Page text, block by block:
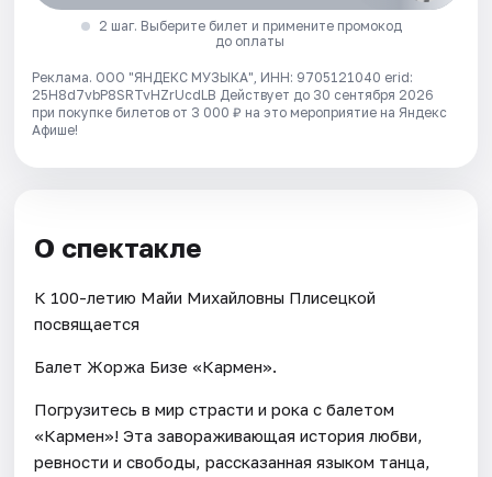
2 шаг. Выберите билет и примените промокод
до оплаты
Реклама. ООО "ЯНДЕКС МУЗЫКА", ИНН: 9705121040 erid:
25H8d7vbP8SRTvHZrUcdLB Действует до 30 сентября 2026
при покупке билетов от 3 000 ₽ на это мероприятие на Яндекс
Афише!
О спектакле
К 100-летию Майи Михайловны Плисецкой
посвящается
Балет Жоржа Бизе «Кармен».
Погрузитесь в мир страсти и рока с балетом
«Кармен»! Эта завораживающая история любви,
ревности и свободы, рассказанная языком танца,